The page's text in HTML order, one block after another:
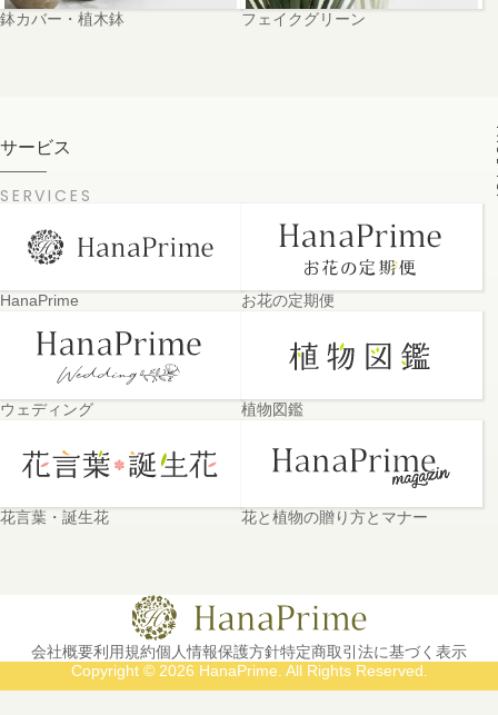
鉢カバー・植木鉢 フェイクグリーン
サービス
SERVICES
HanaPrime お花の定期便
ウェディング 植物図鑑
花言葉・誕生花 花と植物の贈り方とマナー
会社概要利用規約個人情報保護方針特定商取引法に基づく表示
Copyright © 2026 HanaPrime. All Rights Reserved.